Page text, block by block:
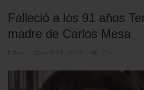
Falleció a los 91 años
madre de Carlos Mesa